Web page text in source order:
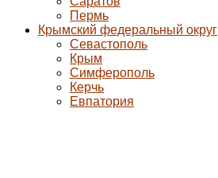
Пермь
Крымский федеральный округ
Севастополь
Крым
Симферополь
Керчь
Евпатория